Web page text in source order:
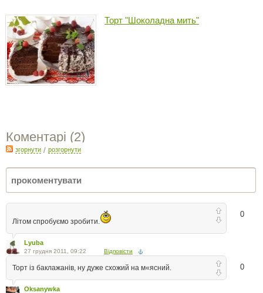
Торт "Шоколадна мить"
Коментарі (2)
згорнути / розгорнути
0
Літом спробуємо зробити.
Lyuba
27 грудня 2011, 09:22 Відповісти
0
Торт із баклажанів, ну дуже схожий на м«ясний.
Oksanywka